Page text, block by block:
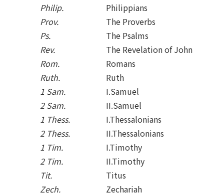
Philip.
Philippians
Prov.
The Proverbs
Ps.
The Psalms
Rev.
The Revelation of John
Rom.
Romans
Ruth.
Ruth
1 Sam.
I.Samuel
2 Sam.
II.Samuel
1 Thess.
I.Thessalonians
2 Thess.
II.Thessalonians
1 Tim.
I.Timothy
2 Tim.
II.Timothy
Tit.
Titus
Zech.
Zechariah